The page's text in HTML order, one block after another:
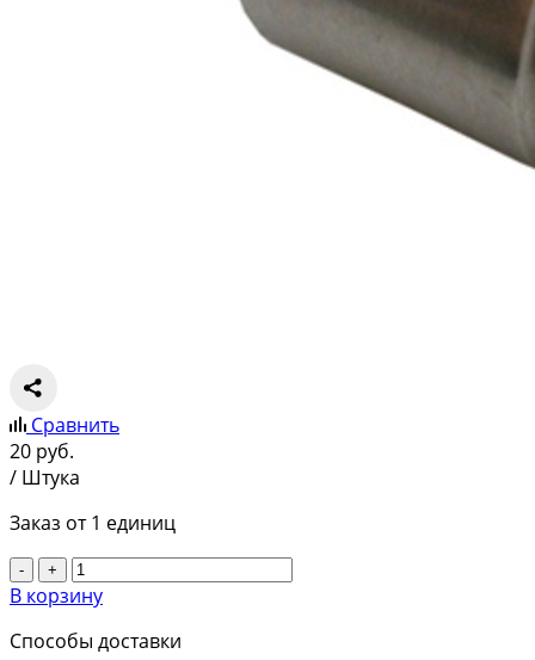
Сравнить
20 руб.
/ Штука
Заказ от 1 единиц
- +
В корзину
Способы доставки